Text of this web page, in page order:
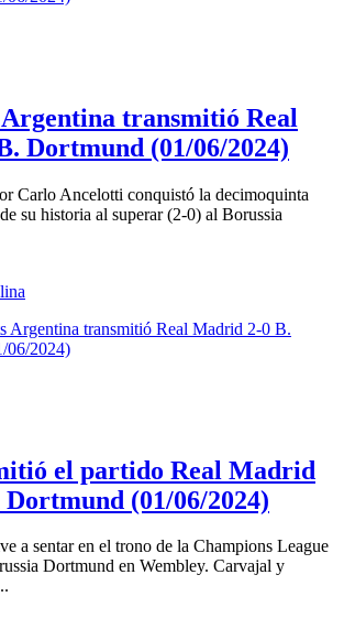
transmitió Real
Dortmund (01/06/2024)
Carlo Ancelotti conquistó la decimoquinta
su historia al superar (2-0) al Borussia
el partido Real Madrid
Dortmund (01/06/2024)
a sentar en el trono de la Champions League
Dortmund en Wembley. Carvajal y